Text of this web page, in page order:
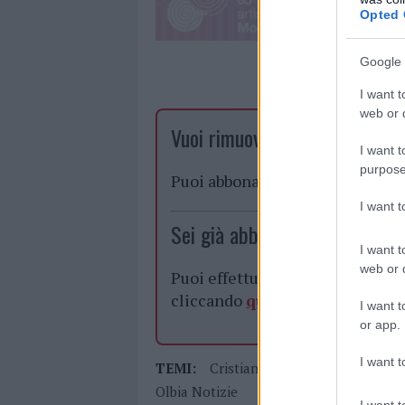
Opted
Google
I want
web or
I want
I want
I want
web or
I want
or app.
I want
Vuoi rimuovere le pubblicità
Puoi abbonarti a soli € 1,10 al
Sei già abbonato?
Puoi effettuare l'accesso
cliccando qui
TEMI: Cristian Totti Cristian Totti
Olbia Notizie